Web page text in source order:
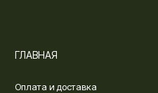
ГЛАВНАЯ
Оплата и доставка